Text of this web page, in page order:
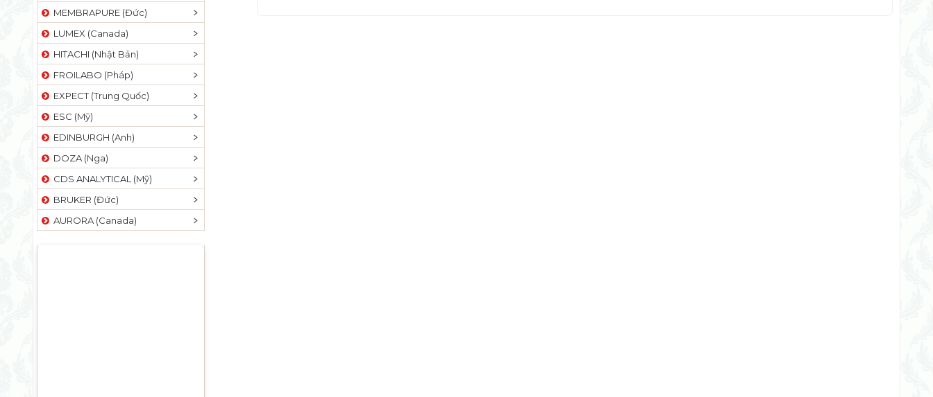
MEMBRAPURE (Đức)
LUMEX (Canada)
HITACHI (Nhật Bản)
FROILABO (Pháp)
EXPECT (Trung Quốc)
ESC (Mỹ)
EDINBURGH (Anh)
DOZA (Nga)
CDS ANALYTICAL (Mỹ)
BRUKER (Đức)
AURORA (Canada)